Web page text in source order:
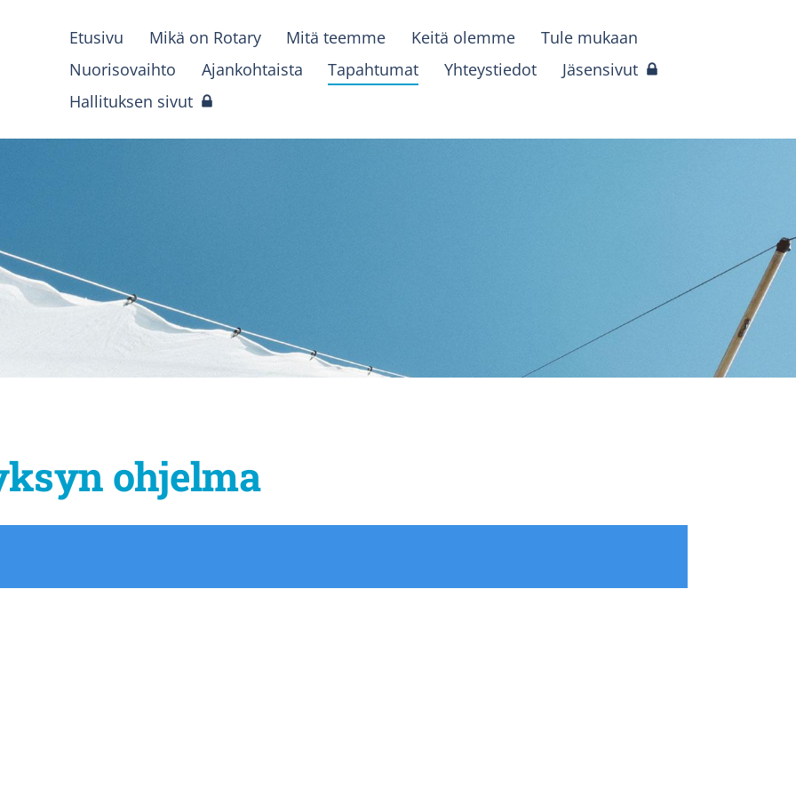
Etusivu Mikä on Rotary Mitä teemme Keitä olemme
Tule mukaan
Nuorisovaihto
Ajankohtaista Tapahtumat Yhteystiedot
Jäsensivut
Hallituksen sivut
ohjelma